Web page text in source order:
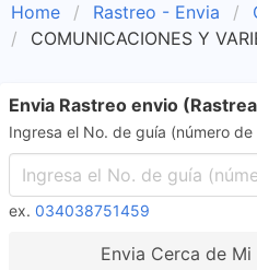
Home Rastreo - Envia
COMUNICACIONES Y
Envia Rastreo envio
Ingresa el No. de guía (número de
ex. 034038751459
Envia Cerca de